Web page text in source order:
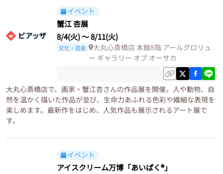
イベント
蟹江 杏展
8/4(火)〜8/11(火)
文化・芸能
大丸心斎橋店 本館8階 アールグロリュ
ー ギャラリー オブ オーサカ
大丸心斎橋店で、画家・蟹江杏さんの作品展を開催。人や動物、自
然を温かく描いた作品が並び、生命力あふれる色彩や繊細な表現を
楽しめます。最新作をはじめ、人気作品も展示されるアート展で
す。
イベント
アイスクリーム万博「あいぱく®」